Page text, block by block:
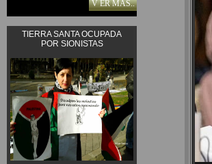
V ER MAS..
TIERRA SANTA OCUPADA
POR SIONISTAS